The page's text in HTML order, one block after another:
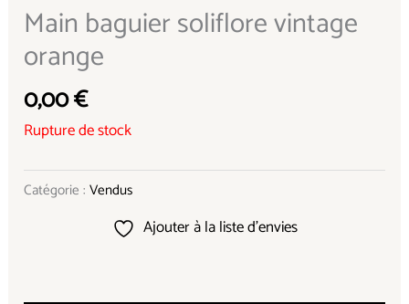
Main baguier soliflore vintage
orange
0,00€
Rupture de stock
Catégorie :Vendus
Ajouter à la liste d’envies